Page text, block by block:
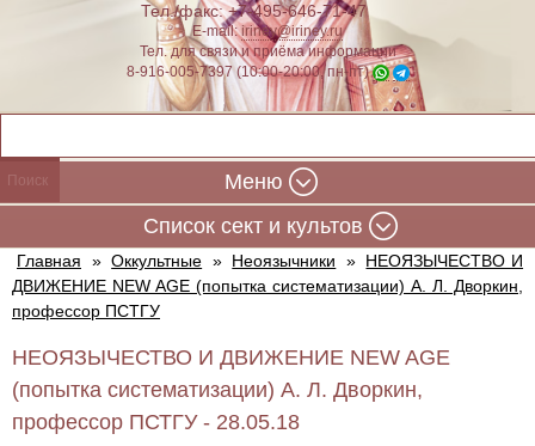
Тел./факс: +7-495-646-71-47
E-mail:iriney@iriney.ru
Тел. для связи и приёма информации
8-916-005-7397 (10:00-20:00, пн-пт)
Меню
Cписок сект и культов
Главная » Оккультные » Неоязычники » НЕОЯЗЫЧЕСТВО И
ДВИЖЕНИЕ NEW AGE (попытка систематизации) А. Л. Дворкин,
профессор ПСТГУ
НЕОЯЗЫЧЕСТВО И ДВИЖЕНИЕ NEW AGE
(попытка систематизации) А. Л. Дворкин,
профессор ПСТГУ - 28.05.18